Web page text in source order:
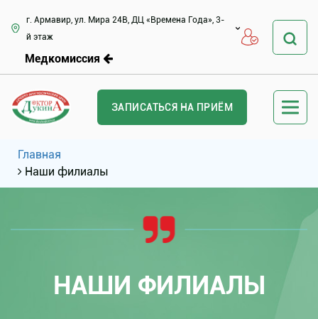
г. Армавир, ул. Мира 24В, ДЦ «Времена Года», 3-
й этаж
Медкомиссия
ЗАПИСАТЬСЯ НА ПРИЁМ
Главная
Наши филиалы
НАШИ ФИЛИАЛЫ